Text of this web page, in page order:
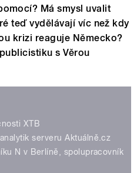
Má smysl uvalit
teď vydělávají víc než kdy
krizi reaguje Německo?
s Věrou
XTB
serveru Aktuálně.cz
N v Berlíně, spolupracovník